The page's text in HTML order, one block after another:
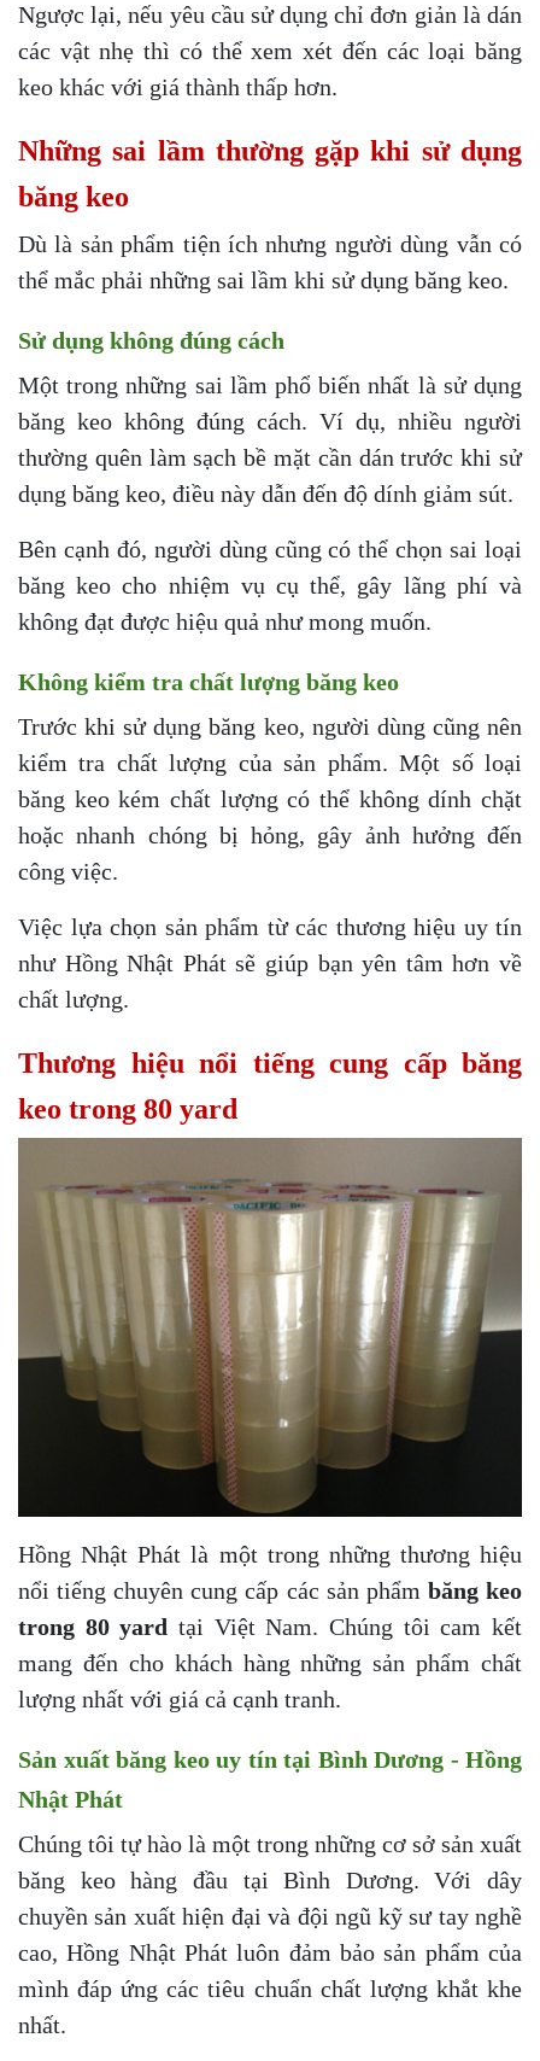
Ngược lại, nếu yêu cầu sử dụng chỉ đơn giản là dán
các vật nhẹ thì có thể xem xét đến các loại băng
keo khác với giá thành thấp hơn.
Những sai lầm thường gặp khi sử dụng
băng keo
Dù là sản phẩm tiện ích nhưng người dùng vẫn có
thể mắc phải những sai lầm khi sử dụng băng keo.
Sử dụng không đúng cách
Một trong những sai lầm phổ biến nhất là sử dụng
băng keo không đúng cách. Ví dụ, nhiều người
thường quên làm sạch bề mặt cần dán trước khi sử
dụng băng keo, điều này dẫn đến độ dính giảm sút.
Bên cạnh đó, người dùng cũng có thể chọn sai loại
băng keo cho nhiệm vụ cụ thể, gây lãng phí và
không đạt được hiệu quả như mong muốn.
Không kiểm tra chất lượng băng keo
Trước khi sử dụng băng keo, người dùng cũng nên
kiểm tra chất lượng của sản phẩm. Một số loại
băng keo kém chất lượng có thể không dính chặt
hoặc nhanh chóng bị hỏng, gây ảnh hưởng đến
công việc.
Việc lựa chọn sản phẩm từ các thương hiệu uy tín
như Hồng Nhật Phát sẽ giúp bạn yên tâm hơn về
chất lượng.
Thương hiệu nổi tiếng cung cấp băng
keo trong 80 yard
Hồng Nhật Phát là một trong những thương hiệu
nổi tiếng chuyên cung cấp các sản phẩm băng keo
trong 80 yard tại Việt Nam. Chúng tôi cam kết
mang đến cho khách hàng những sản phẩm chất
lượng nhất với giá cả cạnh tranh.
Sản xuất băng keo uy tín tại Bình Dương - Hồng
Nhật Phát
Chúng tôi tự hào là một trong những cơ sở sản xuất
băng keo hàng đầu tại Bình Dương. Với dây
chuyền sản xuất hiện đại và đội ngũ kỹ sư tay nghề
cao, Hồng Nhật Phát luôn đảm bảo sản phẩm của
mình đáp ứng các tiêu chuẩn chất lượng khắt khe
nhất.